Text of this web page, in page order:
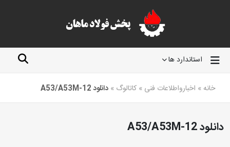
استاندارد ها
خانه » اخبارواطلاعات فنی » کاتالوگ » دانلود A53/A53M-12
دانلود A53/A53M-12